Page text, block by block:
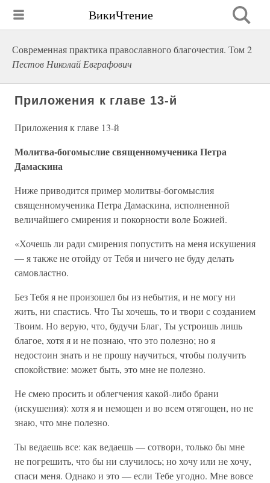
ВикиЧтение
Современная практика православного благочестия. Том 2
Пестов Николай Евграфович
Приложения к главе 13-й
Приложения к главе 13-й
Молитва-богомыслие священномученика Петра
Дамаскина
Ниже приводится пример молитвы-богомыслия
священномученика Петра Дамаскина, исполненной
величайшего смирения и покорности воле Божией.
«Хочешь ли ради смирения попустить на меня искушения
— я также не отойду от Тебя и ничего не буду делать
самовластно.
Без Тебя я не произошел бы из небытия, и не могу ни
жить, ни спастись. Что Ты хочешь, то и твори с созданием
Твоим. Но верую, что, будучи Благ, Ты устроишь лишь
благое, хотя я и не познаю, что это полезно; но я
недостоин знать и не прошу научиться, чтобы получить
спокойствие: может быть, это мне не полезно.
Не смею просить и облегчения какой-либо брани
(искушения): хотя я и немощен и во всем отягощен, но не
знаю, что мне полезно.
Ты ведаешь все: как ведаешь — сотвори, только бы мне
не погрешить, что бы ни случилось; но хочу или не хочу,
спаси меня. Однако и это — если Тебе угодно. Мне вовсе